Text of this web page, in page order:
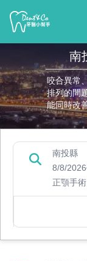
南
咬合異常
排列的問
能同時改
南投縣
8/8/2026
正顎手術